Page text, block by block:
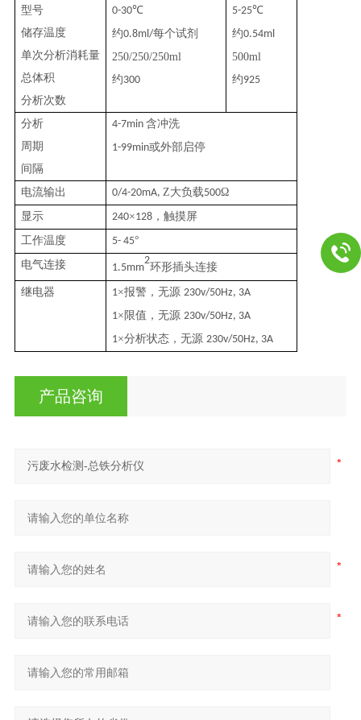
型号
储存温度
单次分析消耗量
总体积
分析次数
0-30℃
约0.8ml/每个试剂
250/250/250ml
约300
5-25℃
约0.54ml
500ml
约925
分析
周期
间隔
4-7min 含冲洗
1-99min或外部启停
电流输出 0/4-20mA, Z大负载500Ω
显示
240×128，触摸屏
工作温度
5- 45°
电气连接
1.5mm
2
环形插头连接
继电器 1×报警，无源 230v/50Hz, 3A
1×限值，无源 230v/50Hz, 3A
1×分析状态，无源 230v/50Hz, 3A
产品咨询